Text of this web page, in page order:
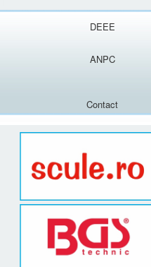
DEEE
ANPC
Contact